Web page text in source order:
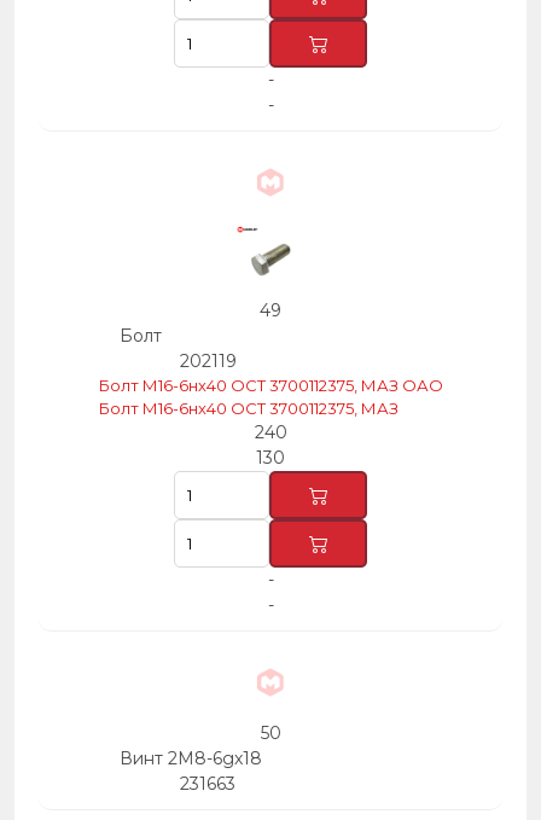
-
-
49
Болт
202119
Болт М16-6нх40 ОСТ 3700112375, МАЗ ОАО
Болт М16-6нх40 ОСТ 3700112375, МАЗ
240
130
-
-
50
Винт 2М8-6gх18
231663